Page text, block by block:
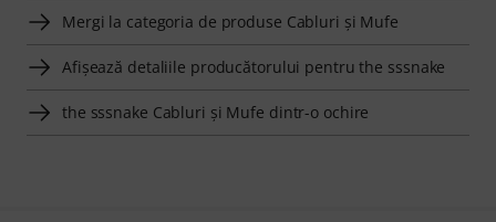
Mergi la categoria de produse Cabluri şi Mufe
Afişează detaliile producătorului pentru the sssnake
the sssnake Cabluri şi Mufe dintr-o ochire